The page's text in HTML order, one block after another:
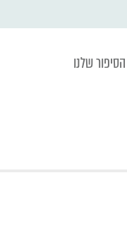
הסיפור שלנו